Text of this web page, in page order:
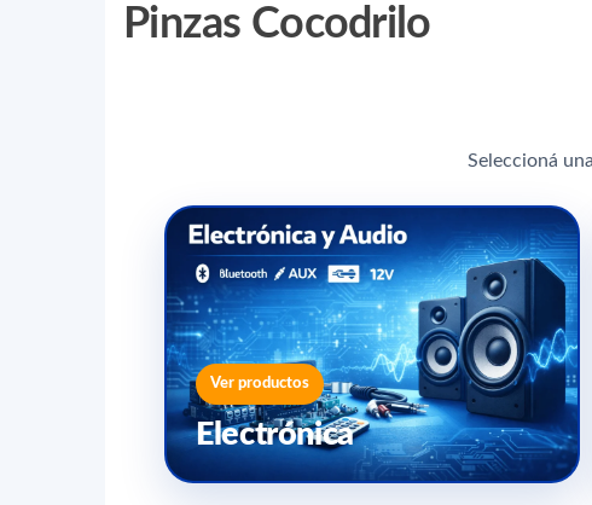
Pinzas Cocodrilo
Seleccioná
Ver productos
Electrónica